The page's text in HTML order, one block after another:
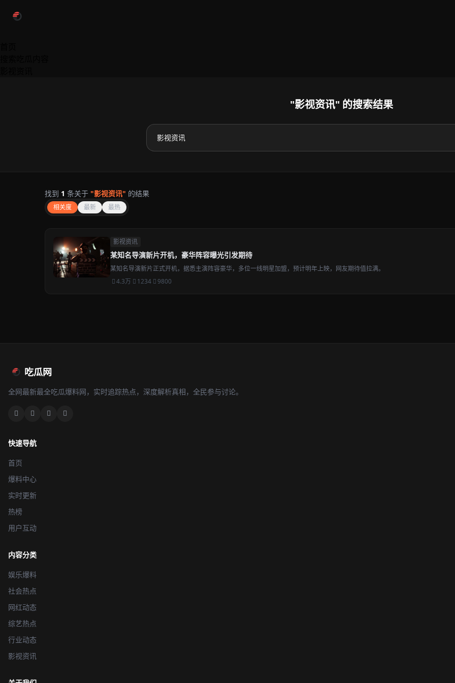
"影视资讯" 的搜索结果
找到 1 条关于 "影视资讯" 的结果
相关度 最新 最热
影视资讯
某知名导演新片开机，豪华阵容曝光引发期待
某知名导演新片正式开机，据悉主演阵容豪华，多位一线明星加盟，预计明年上映，网友期待值拉满。
4.3万
1234 9800
吃瓜网
全网最新最全吃瓜爆料网，实时追踪热点，深度解析真相，全民参与讨论。
快速导航
首页
爆料中心
实时更新
热榜
用户互动
内容分类
娱乐爆料
社会热点
网红动态
综艺热点
行业动态
影视资讯